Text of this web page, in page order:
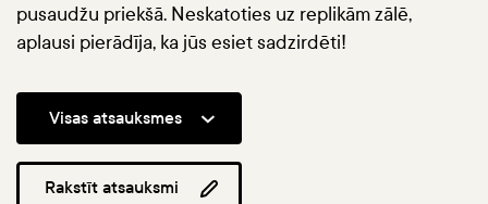
pusaudžu priekšā. Neskatoties uz replikām zālē,
aplausi pierādīja, ka jūs esiet sadzirdēti!
Visas atsauksmes
Rakstīt atsauksmi